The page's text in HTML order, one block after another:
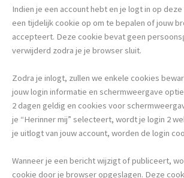
Indien je een account hebt en je logt in op
een tijdelijk cookie op om te bepalen of jouw
accepteert. Deze cookie bevat geen
verwijderd zodra je je browser sluit.
Zodra je inlogt, zullen we enkele cookies
jouw login informatie en schermweergave
2 dagen geldig en cookies voor
je “Herinner mij” selecteert, wordt je login 2
je uitlogt van jouw account, worden de login
Wanneer je een bericht wijzigt of publiceert,
cookie door je browser opgeslagen. Deze